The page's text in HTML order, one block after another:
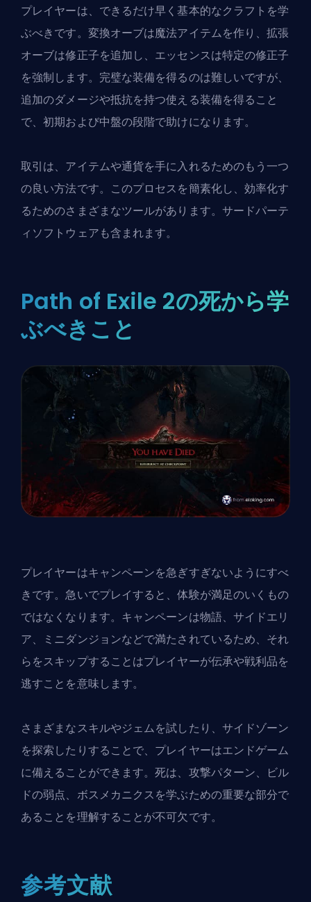
プレイヤーは、できるだけ早く基本的なクラフトを学
ぶべきです。変換オーブは魔法アイテムを作り、拡張
オーブは修正子を追加し、エッセンスは特定の修正子
を強制します。完璧な装備を得るのは難しいですが、
追加のダメージや抵抗を持つ使える装備を得ること
で、初期および中盤の段階で助けになります。
取引は、 アイテムや通貨を手に入れるためのもう一つ
の良い方法です。このプロセスを簡素化し、効率化す
るためのさまざまなツールがあります。 サードパーテ
ィソフトウェアも含まれます。
Path of Exile 2の死から学
ぶべきこと
プレイヤーはキャンペーンを急ぎすぎないようにすべ
きです。急いでプレイすると、体験が満足のいくもの
ではなくなります。キャンペーンは物語、サイドエリ
ア、ミニダンジョンなどで満たされているため、それ
らをスキップすることはプレイヤーが伝承や戦利品を
逃すことを意味します。
さまざまなスキルやジェムを試したり、サイドゾーン
を探索したりすることで、プレイヤーはエンドゲーム
に備えることができます。死は、攻撃パターン、ビル
ドの弱点、ボスメカニクスを学ぶための重要な部分で
あることを理解することが不可欠です。
参考文献